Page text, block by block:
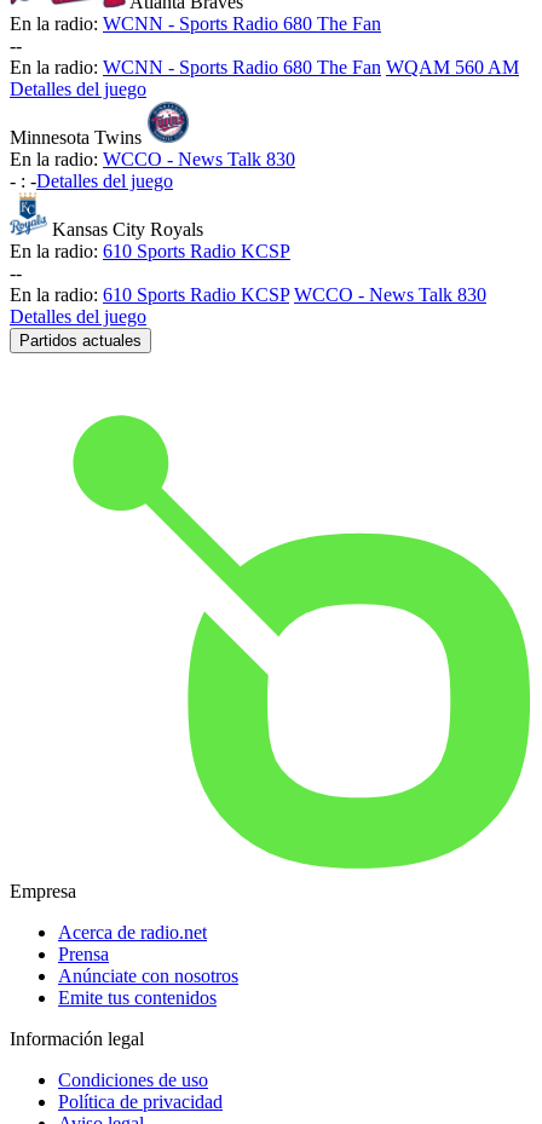
En la radio: WCNN - Sports Radio 680 The Fan
--
En la radio: WCNN - Sports Radio 680 The Fan WQAM 560 AM
Detalles del juego
Minnesota Twins
En la radio: WCCO - News Talk 830
- : -Detalles del juego
Kansas City Royals
En la radio: 610 Sports Radio KCSP
--
En la radio: 610 Sports Radio KCSP WCCO - News Talk 830
Detalles del juego
Partidos actuales
Empresa
Acerca de radio.net
Prensa
Anúnciate con nosotros
Emite tus contenidos
Información legal
Condiciones de uso
Política de privacidad